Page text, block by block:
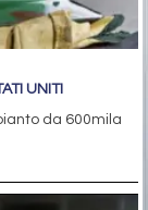
UNITI
da 600mila